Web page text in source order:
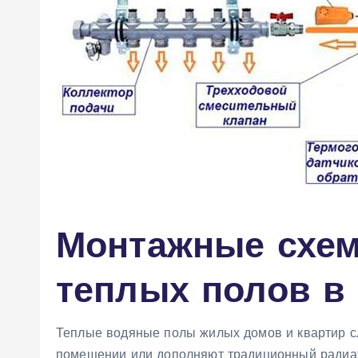
Монтажные
теплых полов
Теплые водяные полы жилых домов и квартир
помещении или дополняют традиционный